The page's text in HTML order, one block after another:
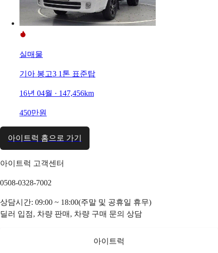
실매물
기아 봉고3 1톤 표준탑
16년 04월 · 147,456km
450만원
아이트럭 홈으로 가기
아이트럭 고객센터
0508-0328-7002
상담시간: 09:00 ~ 18:00(주말 및 공휴일 휴무)
딜러 입점, 차량 판매, 차량 구매 문의 상담
아이트럭